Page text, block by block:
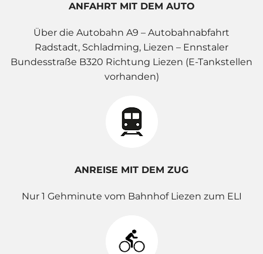
ANFAHRT MIT DEM AUTO
Über die Autobahn A9 – Autobahnabfahrt
Radstadt, Schladming, Liezen – Ennstaler
Bundesstraße B320 Richtung Liezen (E-Tankstellen
vorhanden)
ANREISE MIT DEM ZUG
Nur 1 Gehminute vom Bahnhof Liezen zum ELI